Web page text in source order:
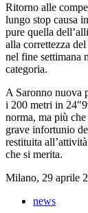
Ritorno alle
lungo stop causa
pure quella
alla correttezza
nel fine settimana
categoria.
A Saronno nuova
i 200 metri in
norma, ma più
grave infortunio
restituita
che si merita.
Milano, 29 aprile
news